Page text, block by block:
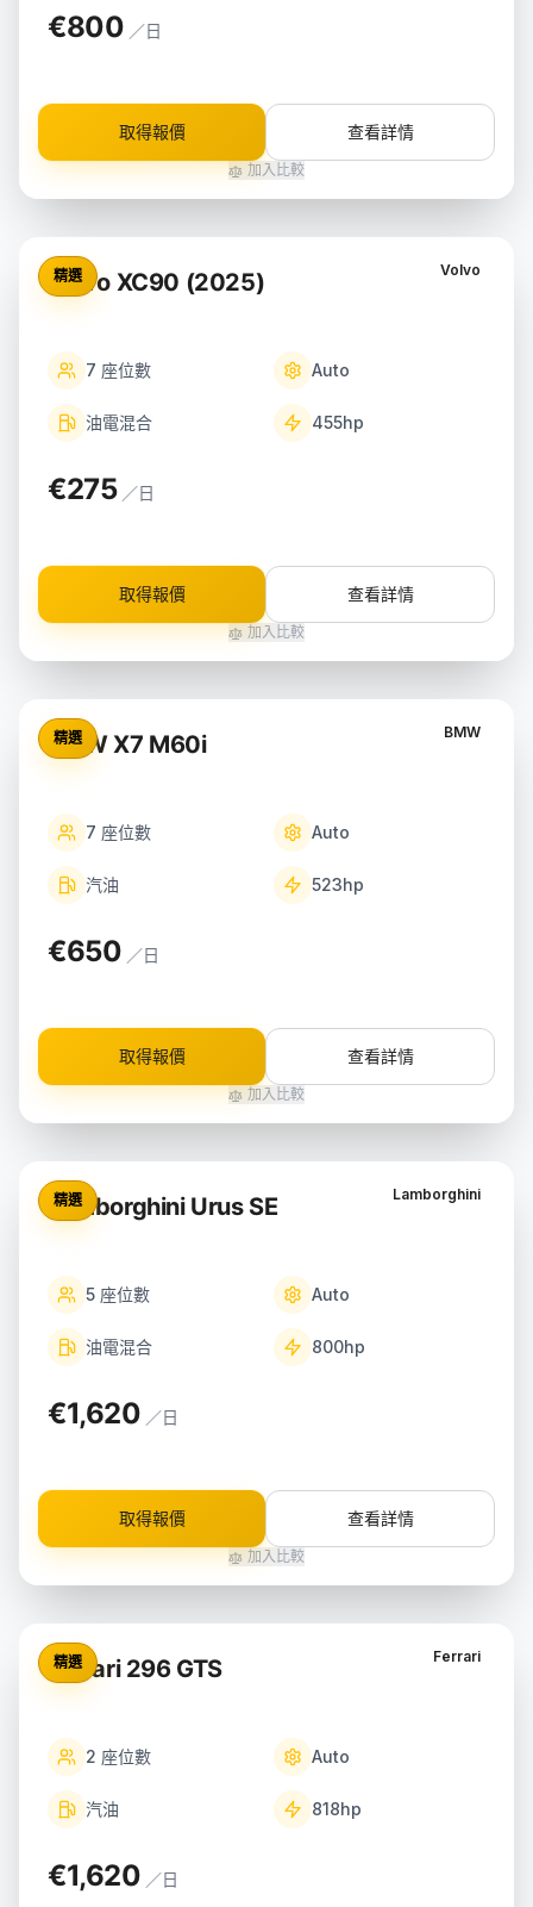
€800 ／日
取得報價 查看詳情
加入比較
精選 Volvo
Volvo XC90 (2025)
7 座位數 Auto
油電混合 455hp
€275 ／日
取得報價 查看詳情
加入比較
精選 BMW
BMW X7 M60i
7 座位數 Auto
汽油 523hp
€650 ／日
取得報價 查看詳情
加入比較
精選 Lamborghini
Lamborghini Urus SE
5 座位數 Auto
油電混合 800hp
€1,620 ／日
取得報價 查看詳情
加入比較
精選 Ferrari
Ferrari 296 GTS
2 座位數 Auto
汽油 818hp
€1,620 ／日